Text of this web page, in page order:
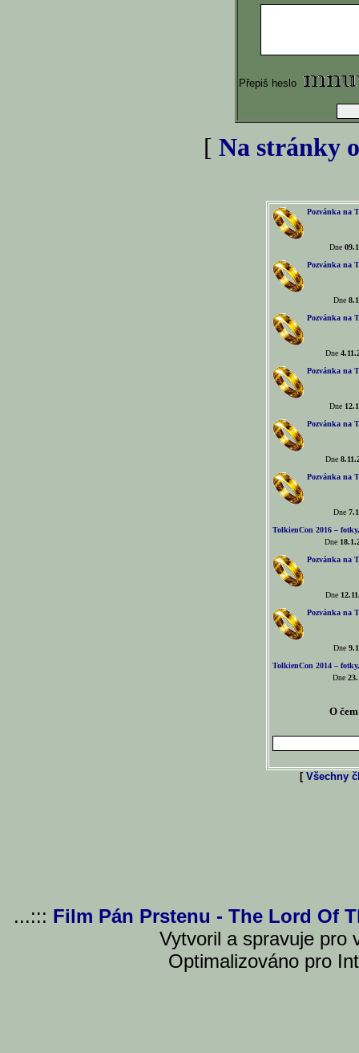
Přepiš heslo
[ Na stránky
Pozvánka na
Dne
Pozvánka na
Dne
Pozvánka na
Dne
Pozvánka na
Dne
Pozvánka na
Dne
Pozvánka na
Dne
TolkienCon 2016 –
Dne
Pozvánka na
Dne
Pozvánka na
Dne
TolkienCon 2014 –
Dne
O
[ Všechny
...::: Film Pán Prstenu - The Lord Of
Vytvoril a spravuje pro
Optimalizováno pro